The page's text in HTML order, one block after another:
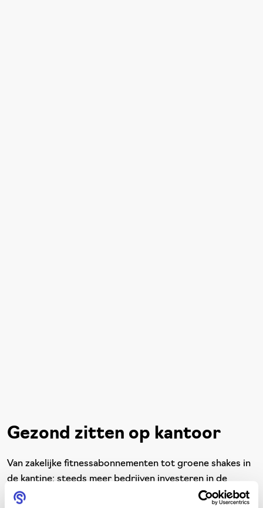
Gezond zitten op kantoor
Van zakelijke fitnessabonnementen tot groene shakes in
de kantine: steeds meer bedrijven investeren in de
gezondheid en vitaliteit van hun werknemers. Vooral op